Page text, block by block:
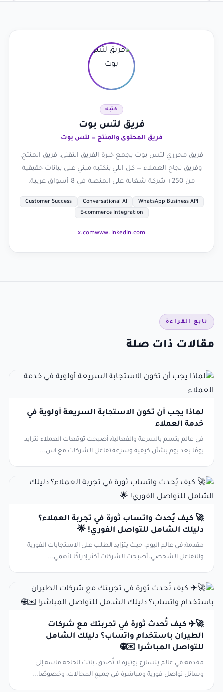
كتبه
فريق لتس بوت
فريق المحتوى والمنتج — لتس بوت
فريق محرري لتس بوت يجمع خبرة الفريق التقني، فريق المنتج،
وفريق نجاح العملاء — كل اللي بنكتبه مبني على بيانات حقيقية
من 250+ شركة شغالة على المنصة في 8 أسواق عربية.
WhatsApp Business API
Conversational AI
Customer Success
E-commerce Integration
www.linkedin.com
x.com
تابع القراءة
مقالات ذات صلة
لماذا يجب أن تكون الاستجابة السريعة أولوية في
خدمة العملاء
في عالم يتسم بالسرعة والفعالية، أصبحت توقعات العملاء تتزايد
يومًا بعد يوم بشأن كيفية وسرعة تفاعل الشركات مع اس...
🚀 كيف يُحدث واتساب ثورة في تجربة العملاء؟
دليلك الشامل للتواصل الفوري! 🌟
مقدمة:في عالم اليوم، حيث يتزايد الطلب على الاستجابات الفورية
والتفاعل الشخصي، أصبحت الشركات أكثر إدراكًا لأهمي...
🚀✈️ كيف تُحدث ثورة في تجربتك مع شركات
الطيران باستخدام واتساب؟ دليلك الشامل
للتواصل المباشر! ✉️🌐
مقدمة:في عالم يتسارع بوتيرة لا تُصدق، باتت الحاجة ماسة إلى
وسائل تواصل فورية ومباشرة في جميع المجالات، وخصوصًا...